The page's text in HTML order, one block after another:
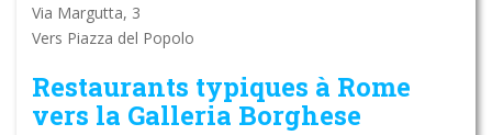
Via Margutta, 3
Vers Piazza del Popolo
Restaurants typiques à Rome
vers la Galleria Borghese